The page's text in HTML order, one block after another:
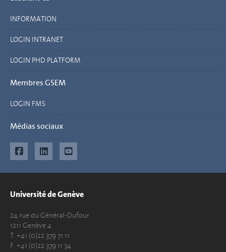
INFORMATION
LOGIN INTRANET
LOGIN PHD PLATFORM
Membres GSEM
LOGIN FMS
Médias sociaux
Université de Genève
24 rue du Général-Dufour
1211 Genève 4
T. +41 (0)22 379 71 11
F. +41 (0)22 379 11 34